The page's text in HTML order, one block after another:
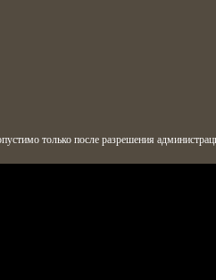
только после разрешения